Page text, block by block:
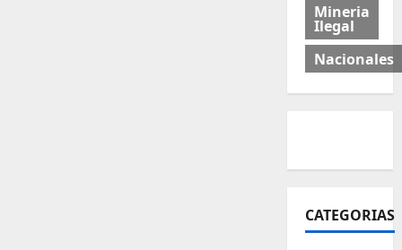
Mineria
Ilegal
Nacionales
CATEGORIAS